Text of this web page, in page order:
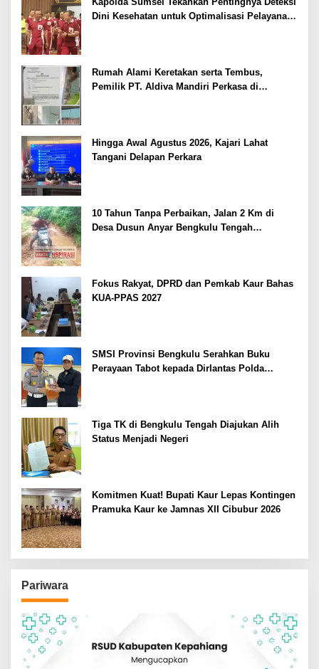
Dini Kesehatan untuk Optimalisasi Pelayanan
Rumah Alami Keretakan serta Tembus,
Pemilik PT. Aldiva Mandiri Perkasa di
Hingga Awal Agustus 2026, Kajari Lahat
Tangani Delapan Perkara
10 Tahun Tanpa Perbaikan, Jalan 2 Km di
Desa Dusun Anyar Bengkulu Tengah
Fokus Rakyat, DPRD dan Pemkab Kaur Bahas
KUA-PPAS 2027
SMSI Provinsi Bengkulu Serahkan Buku
Perayaan Tabot kepada Dirlantas Polda
Tiga TK di Bengkulu Tengah Diajukan Alih
Status Menjadi Negeri
Komitmen Kuat! Bupati Kaur Lepas Kontingen
Pramuka Kaur ke Jamnas XII Cibubur 2026
Pariwara